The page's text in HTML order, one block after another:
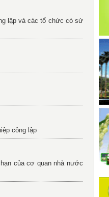
lập và các tổ chức có sử
công lập
của cơ quan nhà nước